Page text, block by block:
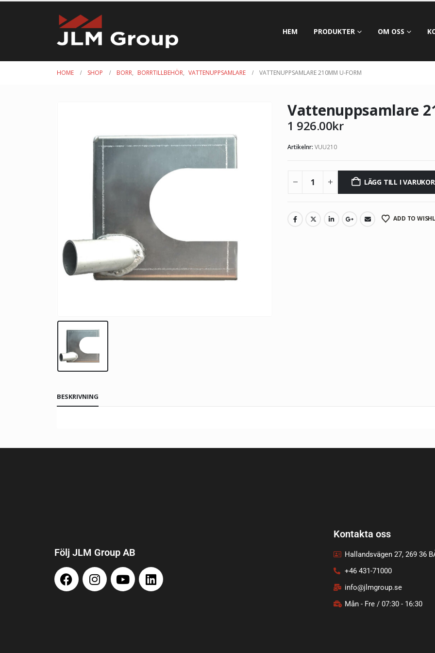
HEM PRODUKTER OM OSS
HOME SHOP BORR, BORRTILLBEHÖR, VATTENUPPSAMLARE VATTENUPPSAMLARE 210MM U-FORM
Vattenuppsamlare
1 926.00kr
Artikelnr: VUU210
LÄGG TILL I
ADD TO
BESKRIVNING
Följ JLM Group AB
Kontakta oss
Hallandsvägen 27, 269 36
+46 431-71000
info@jlmgroup.se
Mån - Fre / 07:30 - 16:30